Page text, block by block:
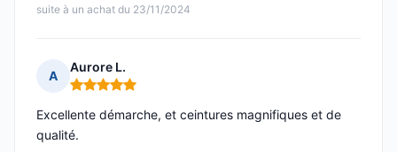
suite à un achat du 23/11/2024
A
Aurore L.
Note : 5 sur 5
Excellente démarche, et ceintures magnifiques et de
qualité.